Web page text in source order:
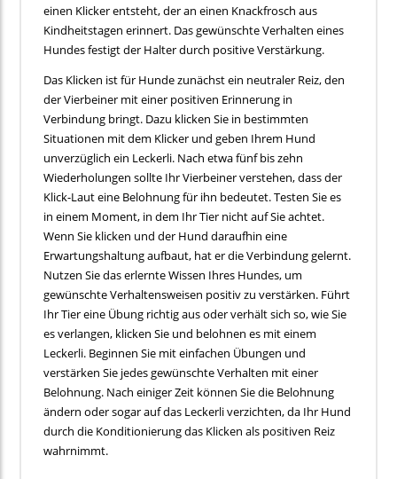
einen Klicker entsteht, der an einen Knackfrosch aus
Kindheitstagen erinnert. Das gewünschte Verhalten eines
Hundes festigt der Halter durch positive Verstärkung.
Das Klicken ist für Hunde zunächst ein neutraler Reiz, den
der Vierbeiner mit einer positiven Erinnerung in
Verbindung bringt. Dazu klicken Sie in bestimmten
Situationen mit dem Klicker und geben Ihrem Hund
unverzüglich ein Leckerli. Nach etwa fünf bis zehn
Wiederholungen sollte Ihr Vierbeiner verstehen, dass der
Klick-Laut eine Belohnung für ihn bedeutet. Testen Sie es
in einem Moment, in dem Ihr Tier nicht auf Sie achtet.
Wenn Sie klicken und der Hund daraufhin eine
Erwartungshaltung aufbaut, hat er die Verbindung gelernt.
Nutzen Sie das erlernte Wissen Ihres Hundes, um
gewünschte Verhaltensweisen positiv zu verstärken. Führt
Ihr Tier eine Übung richtig aus oder verhält sich so, wie Sie
es verlangen, klicken Sie und belohnen es mit einem
Leckerli. Beginnen Sie mit einfachen Übungen und
verstärken Sie jedes gewünschte Verhalten mit einer
Belohnung. Nach einiger Zeit können Sie die Belohnung
ändern oder sogar auf das Leckerli verzichten, da Ihr Hund
durch die Konditionierung das Klicken als positiven Reiz
wahrnimmt.